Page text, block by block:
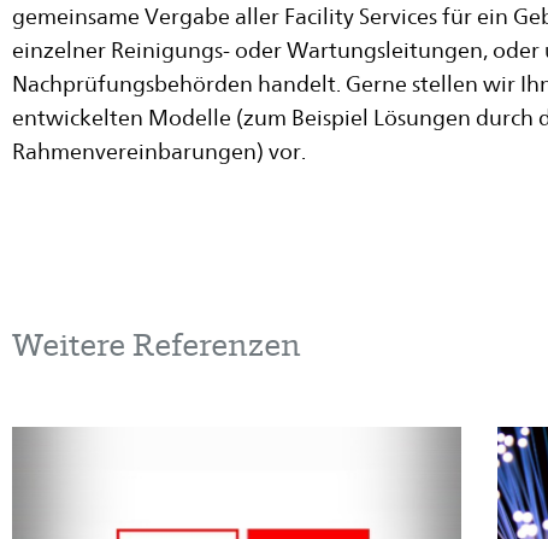
gemeinsame Vergabe aller Facility Services für ein
einzelner Reinigungs- oder Wartungsleitungen,
Nachprüfungsbehörden handelt. Gerne stellen wir
entwickelten Modelle (zum Beispiel Lösungen durch
Rahmenvereinbarungen) vor.
Weitere Referenzen